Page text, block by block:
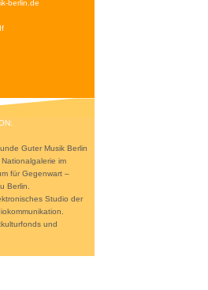
berlin.de
Guter Musik Berlin
im
für Gegenwart –
Berlin.
Studio der
und